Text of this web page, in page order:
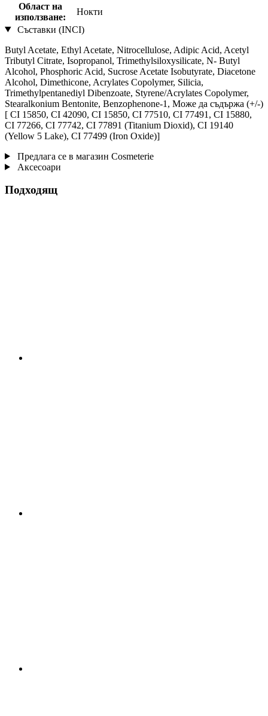
Област на
използване:
Нокти
Съставки (INCI)
Butyl Acetate, Ethyl Acetate, Nitrocellulose, Adipic Acid, Acetyl
Tributyl Citrate, Isopropanol, Trimethylsiloxysilicate, N- Butyl
Alcohol, Phosphoric Acid, Sucrose Acetate Isobutyrate, Diacetone
Alcohol, Dimethicone, Acrylates Copolymer, Silicia,
Trimethylpentanediyl Dibenzoate, Styrene/Acrylates Copolymer,
Stearalkonium Bentonite, Benzophenone-1, Може да съдържа (+/-)
[ CI 15850, CI 42090, CI 15850, CI 77510, CI 77491, CI 15880,
CI 77266, CI 77742, CI 77891 (Titanium Dioxid), CI 19140
(Yellow 5 Lake), CI 77499 (Iron Oxide)]
Предлага се в магазин Cosmeterie
Аксесоари
Подходящ